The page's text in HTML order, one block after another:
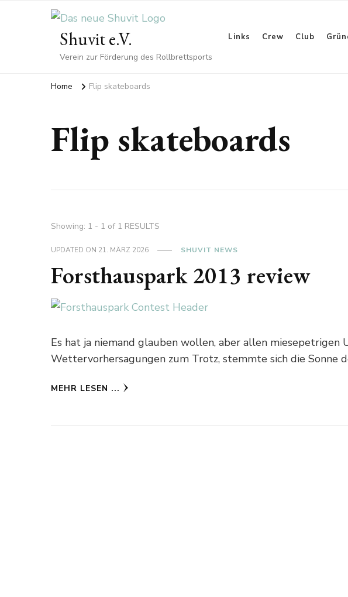
Shuvit e.V.
Verein zur Förderung des Rollbrettsports
Links Crew Club
Home Flip skateboards
Flip skateboards
Showing: 1 - 1 of 1 RESULTS
UPDATED ON 21. MÄRZ 2026 SHUVIT NEWS
Forsthauspark 2013 review
Es hat ja niemand glauben wollen, aber allen miesepetrigen
Wettervorhersagungen zum Trotz, stemmte sich die Sonne
MEHR LESEN ...